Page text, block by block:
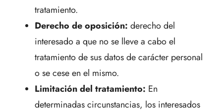
tratamiento.
Derecho de oposición: derecho del
interesado a que no se lleve a cabo el
tratamiento de sus datos de carácter personal
o se cese en el mismo.
Limitación del tratamiento: En
determinadas circunstancias, los interesados